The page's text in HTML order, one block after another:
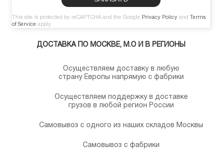
This site is protected by reCAPTCHA and the Google Privacy Policy and
Terms
of Service apply.
ДОСТАВКА ПО МОСКВЕ, М.О И В РЕГИОНЫ
Осуществляем доставку в любую
страну Европы напрямую с фабрики
Осуществляем поддержку в доставке
грузов в любой регион России
Самовывоз с одного из наших складов Москвы
Самовывоз с фабрики